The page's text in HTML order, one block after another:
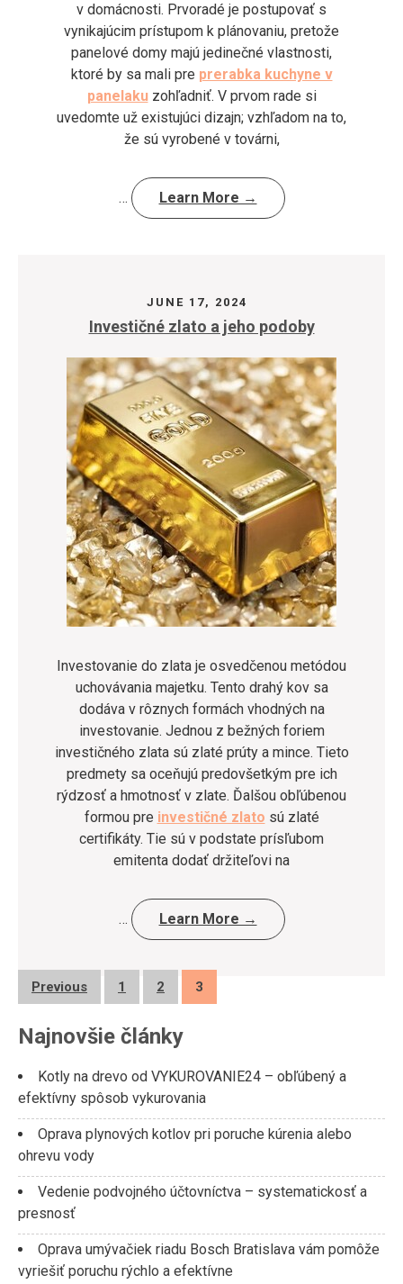
v domácnosti. Prvoradé je postupovať s
vynikajúcim prístupom k plánovaniu, pretože
panelové domy majú jedinečné vlastnosti,
ktoré by sa mali pre prerabka kuchyne v
panelakuzohľadniť. V prvom rade si
uvedomte už existujúci dizajn; vzhľadom na to,
že sú vyrobené v továrni,
… Learn More →
JUNE 17, 2024
Investičné zlato a jeho podoby
Investovanie do zlata je osvedčenou metódou
uchovávania majetku. Tento drahý kov sa
dodáva v rôznych formách vhodných na
investovanie. Jednou z bežných foriem
investičného zlata sú zlaté prúty a mince. Tieto
predmety sa oceňujú predovšetkým pre ich
rýdzosť a hmotnosť v zlate. Ďalšou obľúbenou
formou pre investičné zlato sú zlaté
certifikáty. Tie sú v podstate prísľubom
emitenta dodať držiteľovi na
… Learn More →
Posts
Previous 1 2 3
Najnovšie články
Kotly na drevo od VYKUROVANIE24 – obľúbený a
efektívny spôsob vykurovania
Oprava plynových kotlov pri poruche kúrenia alebo
ohrevu vody
Vedenie podvojného účtovníctva – systematickosť a
presnosť
Oprava umývačiek riadu Bosch Bratislava vám pomôže
vyriešiť poruchu rýchlo a efektívne